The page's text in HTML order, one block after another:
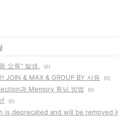
오류" 발생. (0)
JOIN & MAX & GROUP BY 사용
(0)
과 Memory 튜닝 방법
(0)
(0)
is deprecated and will be